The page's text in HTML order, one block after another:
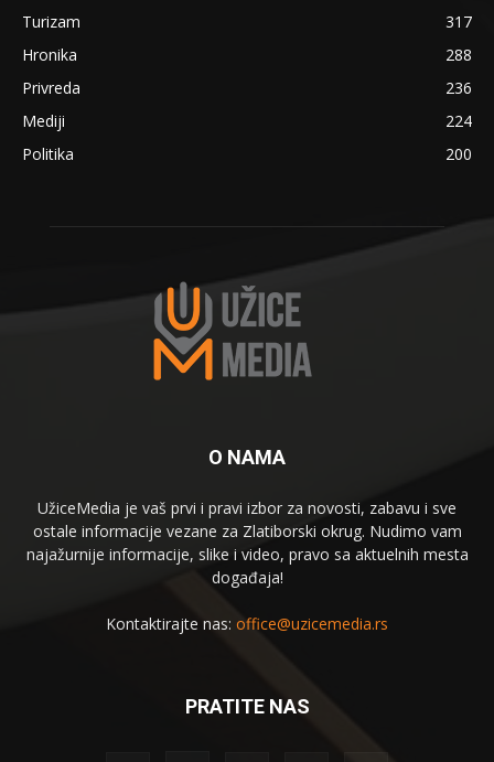
Turizam
317
Hronika
288
Privreda
236
Mediji
224
Politika
200
O NAMA
UžiceMedia je vaš prvi i pravi izbor za novosti, zabavu i sve
ostale informacije vezane za Zlatiborski okrug. Nudimo vam
najažurnije informacije, slike i video, pravo sa aktuelnih mesta
događaja!
Kontaktirajte nas: office@uzicemedia.rs
PRATITE NAS